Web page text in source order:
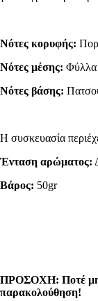
Νότες κορυφής:
Νότες μέσης: Φύλλα
Νότες βάσης:
Η συσκευασία
Ένταση αρώματος:
Βάρος: 50gr
ΠΡΟΣΟΧΗ: Ποτέ μην
παρακολούθηση!